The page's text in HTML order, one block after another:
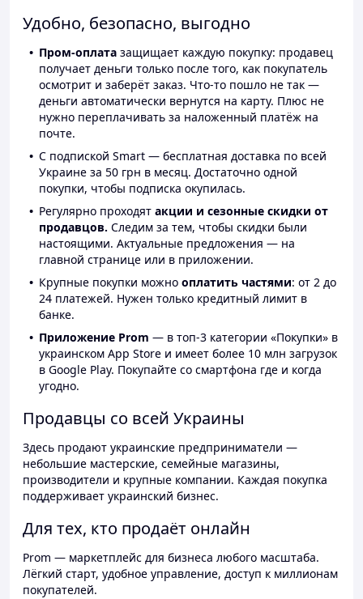
Удобно, безопасно, выгодно
Пром-оплата защищает каждую покупку: продавец
получает деньги только после того, как покупатель
осмотрит и заберёт заказ. Что-то пошло не так —
деньги автоматически вернутся на карту. Плюс не
нужно переплачивать за наложенный платёж на
почте.
С подпиской Smart — бесплатная доставка по всей
Украине за 50 грн в месяц. Достаточно одной
покупки, чтобы подписка окупилась.
Регулярно проходят акции и сезонные скидки от
продавцов. Следим за тем, чтобы скидки были
настоящими. Актуальные предложения — на
главной странице или в приложении.
Крупные покупки можно оплатить частями: от 2 до
24 платежей. Нужен только кредитный лимит в
банке.
Приложение Prom — в топ-3 категории «Покупки» в
украинском App Store и имеет более 10 млн загрузок
в Google Play. Покупайте со смартфона где и когда
угодно.
Продавцы со всей Украины
Здесь продают украинские предприниматели —
небольшие мастерские, семейные магазины,
производители и крупные компании. Каждая покупка
поддерживает украинский бизнес.
Для тех, кто продаёт онлайн
Prom — маркетплейс для бизнеса любого масштаба.
Лёгкий старт, удобное управление, доступ к миллионам
покупателей.